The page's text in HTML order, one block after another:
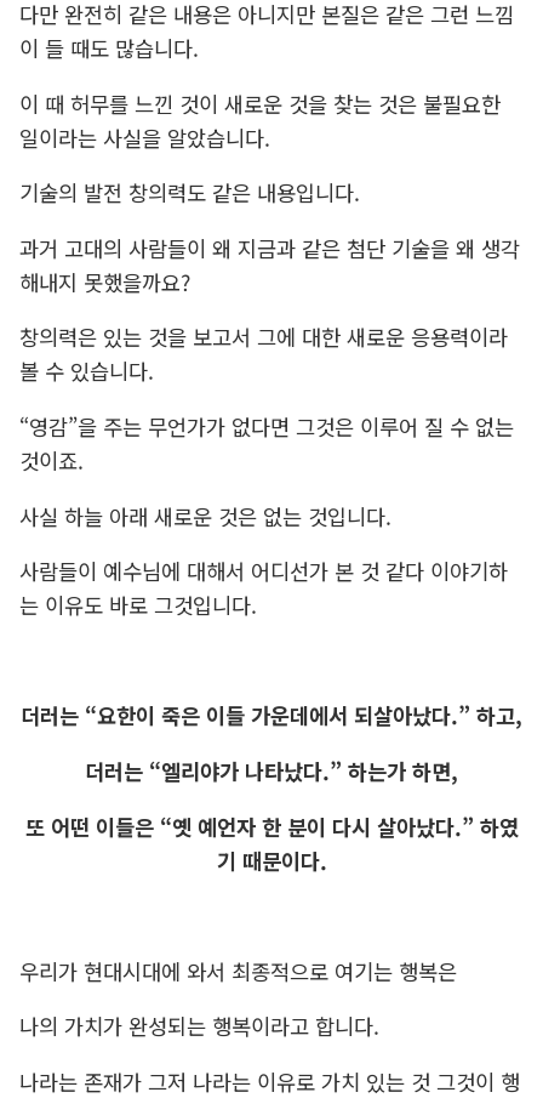
다만 완전히 같은 내용은 아니지만 본질은 같은 그런 느낌
이 들 때도 많습니다.
이 때 허무를 느낀 것이 새로운 것을 찾는 것은 불필요한
일이라는 사실을 알았습니다.
기술의 발전 창의력도 같은 내용입니다.
과거 고대의 사람들이 왜 지금과 같은 첨단 기술을 왜 생각
해내지 못했을까요?
창의력은 있는 것을 보고서 그에 대한 새로운 응용력이라
볼 수 있습니다.
“영감”을 주는 무언가가 없다면 그것은 이루어 질 수 없는
것이죠.
사실 하늘 아래 새로운 것은 없는 것입니다.
사람들이 예수님에 대해서 어디선가 본 것 같다 이야기하
는 이유도 바로 그것입니다.
더러는 “요한이 죽은 이들 가운데에서 되살아났다.” 하고,
더러는 “엘리야가 나타났다.” 하는가 하면,
또 어떤 이들은 “옛 예언자 한 분이 다시 살아났다.” 하였
기 때문이다.
우리가 현대시대에 와서 최종적으로 여기는 행복은
나의 가치가 완성되는 행복이라고 합니다.
나라는 존재가 그저 나라는 이유로 가치 있는 것 그것이 행